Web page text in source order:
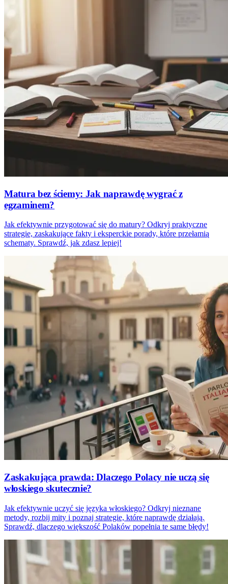
Matura bez ściemy: Jak naprawdę wygrać z
egzaminem?
Jak efektywnie przygotować się do matury? Odkryj praktyczne
strategie, zaskakujące fakty i eksperckie porady, które przełamią
schematy. Sprawdź, jak zdasz lepiej!
Zaskakująca prawda: Dlaczego Polacy nie uczą się
włoskiego skutecznie?
Jak efektywnie uczyć się języka włoskiego? Odkryj nieznane
metody, rozbij mity i poznaj strategie, które naprawdę działają.
Sprawdź, dlaczego większość Polaków popełnia te same błędy!